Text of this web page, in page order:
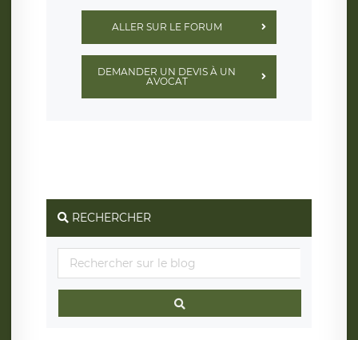
ALLER SUR LE FORUM
DEMANDER UN DEVIS À UN
AVOCAT
RECHERCHER